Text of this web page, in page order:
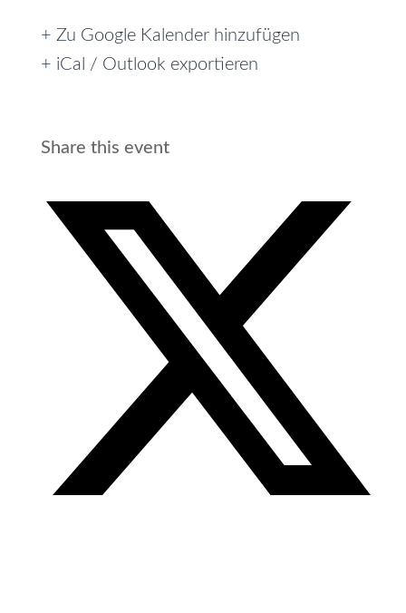
+ Zu Google Kalender hinzufügen
+ iCal / Outlook exportieren
Share this event